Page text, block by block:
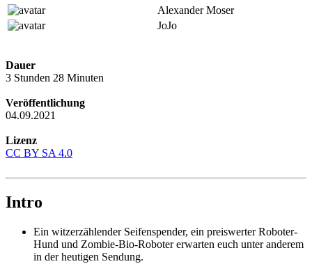
Alexander Moser
JoJo
Dauer
3 Stunden 28 Minuten
Veröffentlichung
04.09.2021
Lizenz
CC BY SA 4.0
Intro
Ein witzerzählender Seifenspender, ein preiswerter Roboter-
Hund und Zombie-Bio-Roboter erwarten euch unter anderem
in der heutigen Sendung.